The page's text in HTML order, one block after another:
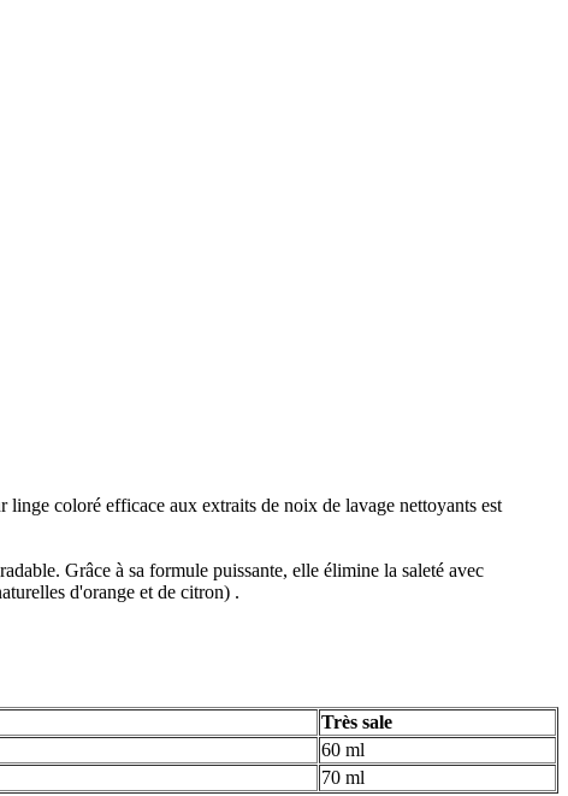
coloré efficace aux extraits de noix de lavage nettoyants est
Grâce à sa formule puissante, elle élimine la saleté avec
d'orange et de citron) .
Très sale
60 ml
70 ml